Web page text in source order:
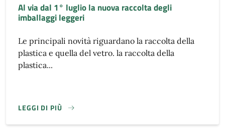
Al via dal 1° luglio la nuova raccolta degli
imballaggi leggeri
Le principali novità riguardano la raccolta della
plastica e quella del vetro. la raccolta della
plastica...
LEGGI DI PIÙ